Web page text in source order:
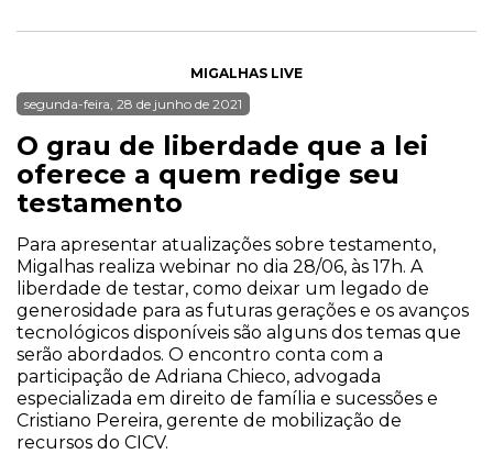
MIGALHAS LIVE
segunda-feira, 28 de junho de 2021
O grau de liberdade que a lei
oferece a quem redige seu
testamento
Para apresentar atualizações sobre testamento,
Migalhas realiza webinar no dia 28/06, às 17h. A
liberdade de testar, como deixar um legado de
generosidade para as futuras gerações e os avanços
tecnológicos disponíveis são alguns dos temas que
serão abordados. O encontro conta com a
participação de Adriana Chieco, advogada
especializada em direito de família e sucessões e
Cristiano Pereira, gerente de mobilização de
recursos do CICV.